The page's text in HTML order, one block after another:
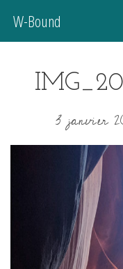
W-Bound
3 janvier